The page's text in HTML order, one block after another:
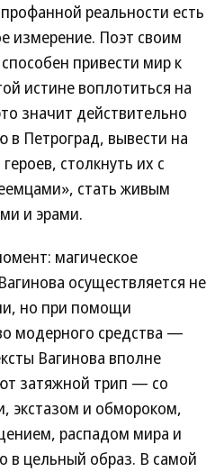
реальности есть
измерение. Поэт своим
привести мир к
истине воплотиться на
значит действительно
в Петроград, вывести на
столкнуть их с
стать живым
и эрами.
магическое
осуществляется не
но при помощи
модерного средства —
Вагинова вполне
затяжной трип — со
экстазом и обмороком,
распадом мира и
в цельный образ. В самой